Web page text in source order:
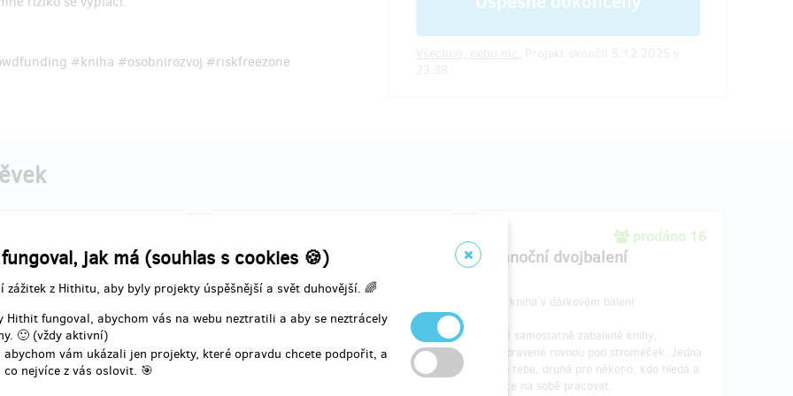
jak má (souhlas s cookies 🍪)
zážitek z Hithitu, aby byly projekty úspěšnější a svět duhovější. 🌈
fungoval, abychom vás na webu neztratili a aby se neztrácely
🙂 (vždy aktivní)
vám ukázali jen projekty, které opravdu chcete podpořit, a
nejvíce z vás oslovit. 🎯
#kniha #osobnirozvoj #riskfreezone
Sapiens AI – jen kniha
mezi člověkem a digitálním
inteligence
k věci. Kniha, žádné bonusy –
Jdu do toho – členství v klubu
už knihu máš a nechceš jí být zavalen,
+ členství v klubu Homo Sapiens AI =
prodáno 16
Vánoční dvojbalení
2× kniha v dárkovém balení
Dvě samostatně zabalené knihy,
připravené rovnou pod stromeček. Jedna
pro tebe, druhá pro někoho, kdo hledá a
chce na sobě pracovat.